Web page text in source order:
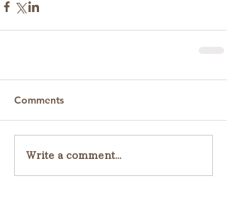
Comments
Write a comment...